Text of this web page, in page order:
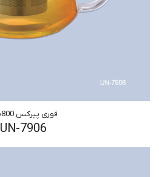
قوری پیرکس 800میل
UN-7906